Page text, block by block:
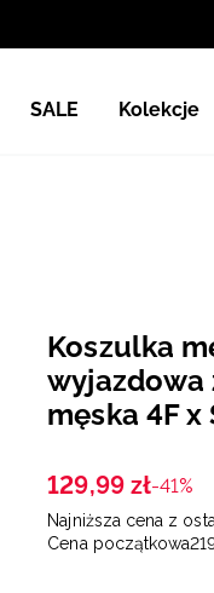
SALE Kolekcje
Koszulka
męska 4F
129,99 zł-41%
Najniższa cena z
Cena początkowa